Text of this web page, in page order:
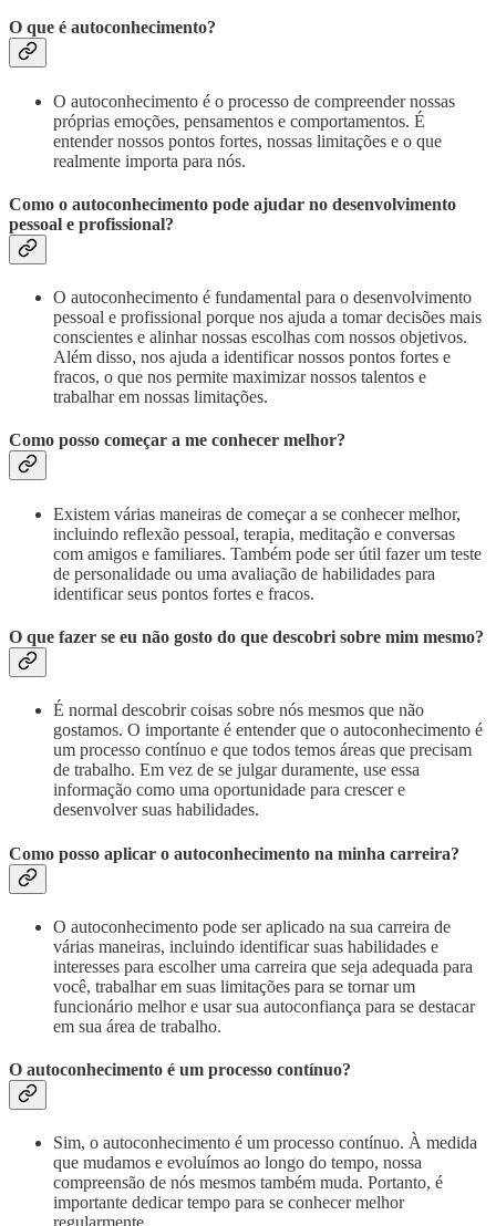
O que é autoconhecimento?
O autoconhecimento é o processo de compreender nossas
próprias emoções, pensamentos e comportamentos. É
entender nossos pontos fortes, nossas limitações e o que
realmente importa para nós.
Como o autoconhecimento pode ajudar no desenvolvimento
pessoal e profissional?
O autoconhecimento é fundamental para o desenvolvimento
pessoal e profissional porque nos ajuda a tomar decisões mais
conscientes e alinhar nossas escolhas com nossos objetivos.
Além disso, nos ajuda a identificar nossos pontos fortes e
fracos, o que nos permite maximizar nossos talentos e
trabalhar em nossas limitações.
Como posso começar a me conhecer melhor?
Existem várias maneiras de começar a se conhecer melhor,
incluindo reflexão pessoal, terapia, meditação e conversas
com amigos e familiares. Também pode ser útil fazer um teste
de personalidade ou uma avaliação de habilidades para
identificar seus pontos fortes e fracos.
O que fazer se eu não gosto do que descobri sobre mim mesmo?
É normal descobrir coisas sobre nós mesmos que não
gostamos. O importante é entender que o autoconhecimento é
um processo contínuo e que todos temos áreas que precisam
de trabalho. Em vez de se julgar duramente, use essa
informação como uma oportunidade para crescer e
desenvolver suas habilidades.
Como posso aplicar o autoconhecimento na minha carreira?
O autoconhecimento pode ser aplicado na sua carreira de
várias maneiras, incluindo identificar suas habilidades e
interesses para escolher uma carreira que seja adequada para
você, trabalhar em suas limitações para se tornar um
funcionário melhor e usar sua autoconfiança para se destacar
em sua área de trabalho.
O autoconhecimento é um processo contínuo?
Sim, o autoconhecimento é um processo contínuo. À medida
que mudamos e evoluímos ao longo do tempo, nossa
compreensão de nós mesmos também muda. Portanto, é
importante dedicar tempo para se conhecer melhor